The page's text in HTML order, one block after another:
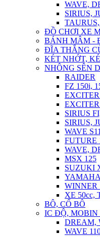
WAVE,
SIRIUS,
TAURUS,
ĐỒ CHƠI XE
BÁNH MÂM -
ĐĨA THẮNG
KÉT NHỚT,
NHÔNG SÊN
RAIDER
FZ 150i,
EXCITER
SIRIUS
SIRIUS,
WAVE
FUTURE
WAVE,
MSX 125
SUZUKI
WINNER
XE 50cc,
BÔ, CỔ BÔ
IC ĐỘ, MOBIN
DREAM,
WAVE